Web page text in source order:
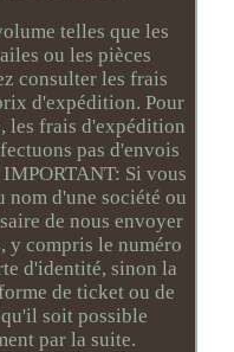
telles que les
ou les pièces
consulter les frais
d'expédition. Pour
les frais d'expédition
pas d'envois
Si vous
nom d'une société ou
de nous envoyer
y compris le numéro
d'identité, sinon la
de ticket ou de
soit possible
par la suite.